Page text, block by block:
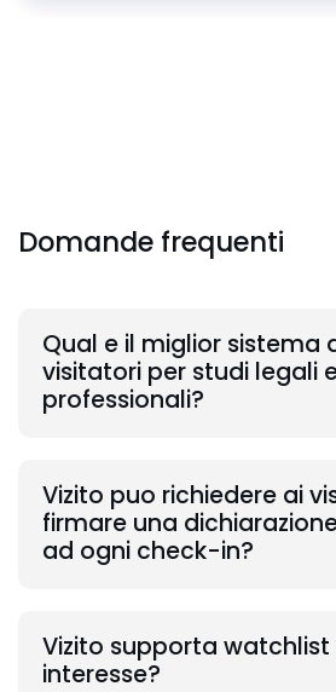
Domande frequenti
Qual e il miglior sistema
visitatori per studi legali
professionali?
Vizito puo richiedere ai
firmare una
ad ogni check-in?
Vizito supporta
interesse?